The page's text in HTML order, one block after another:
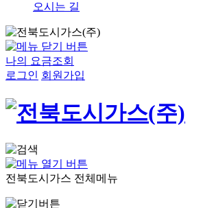
오시는 길
나의 요금조회
로그인 회원가입
전북도시가스 전체메뉴